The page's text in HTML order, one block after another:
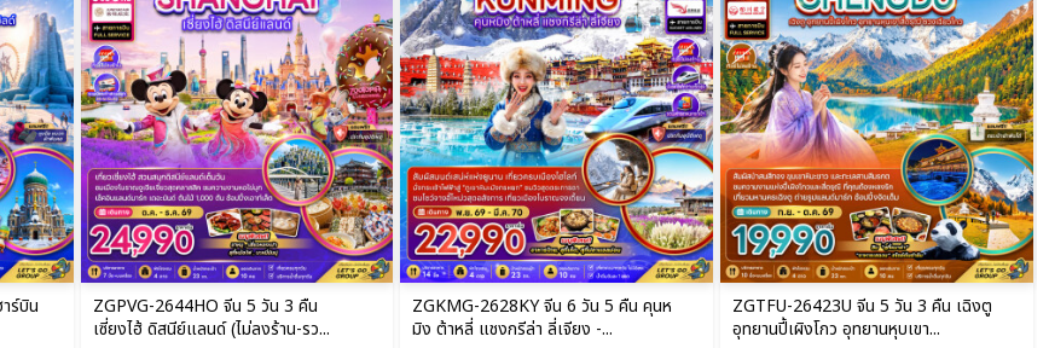
ZGKMG-2628KY จีน 6 วัน 5 คืน คุนห
มิง ต้าหลี่ แชงกรีล่า ลี่เจียง -...
ZGTFU-26423U จีน 5 วัน 3 คืน เฉิงตู
อุทยานปี้เผิงโกว อุทยานหุบเขา...
ZGKMG-2629KY จีน 6 วัน 5 คืน คุนห
มิง ต้าหลี่ แชงกรีล่า ลี่เจียง -...